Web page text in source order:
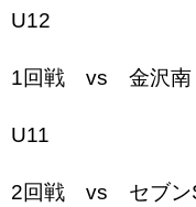
U12
1回戦 vs 金沢
U11
2回戦 vs セブ